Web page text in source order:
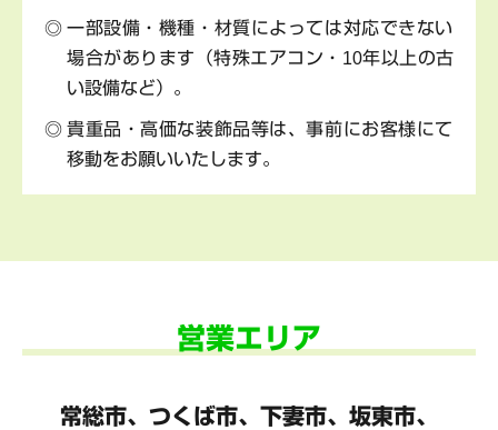
一部設備・機種・材質によっては対応できない
場合があります（特殊エアコン・10年以上の古
い設備など）。
貴重品・高価な装飾品等は、事前にお客様にて
移動をお願いいたします。
営業エリア
常総市、つくば市、下妻市、坂東市、